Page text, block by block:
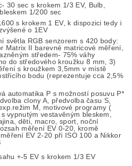
30 sec s krokem 1/3 EV, Bulb,
1/200 sec
s krokem 1 EV, k dispozici tedy i
o 1EV
světla RGB senzorem s 420 body:
Matrix II barevné matricové měření,
středem- 75% váhy
do středového kroužku 8 mm, 3)
s kroužkem 3,5mm v místě
bodu (reprezentuje cca 2,5%
automatika P s možností posuvu P*
clony A, předvolba času S,
M, motivové programy (
vypnutým vestavěným bleskem,
děti, macro, sport, noční
měření EV 0-20, kromě
EV 2-20 při ISO 100 a Nikkor
+-5 EV s krokem 1/3 EV